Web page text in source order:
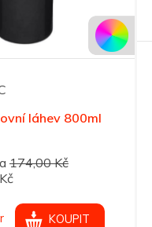
láhev 800ml
174,00 Kč
KOUPIT